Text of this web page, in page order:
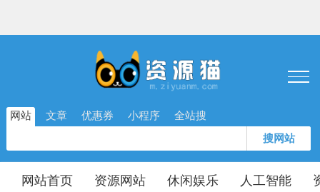
网站 文章 优惠券 小程序 全站搜
搜网站
网站首页 资源网站 休闲娱乐 人工智能